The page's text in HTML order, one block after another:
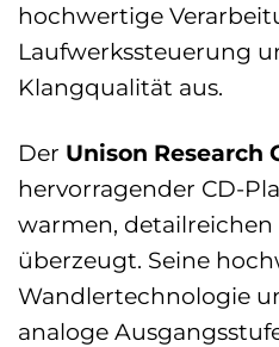
hochwertige
Laufwerkssteuerung
Klangqualität aus.
Der Unison Research
hervorragender CD-
warmen,
überzeugt. Seine
Wandlertechnologie
analoge